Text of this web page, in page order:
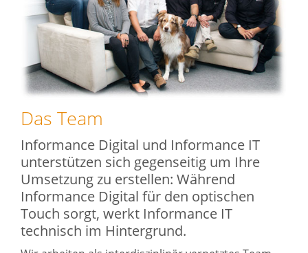
Das Team
Informance Digital und Informance IT
unterstützen sich gegenseitig um Ihre
Umsetzung zu erstellen: Während
Informance Digital für den optischen
Touch sorgt, werkt Informance IT
technisch im Hintergrund.